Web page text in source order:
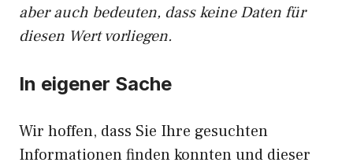
aber auch bedeuten, dass keine Daten für
diesen Wert vorliegen.
In eigener Sache
Wir hoffen, dass Sie Ihre gesuchten
Informationen finden konnten und dieser